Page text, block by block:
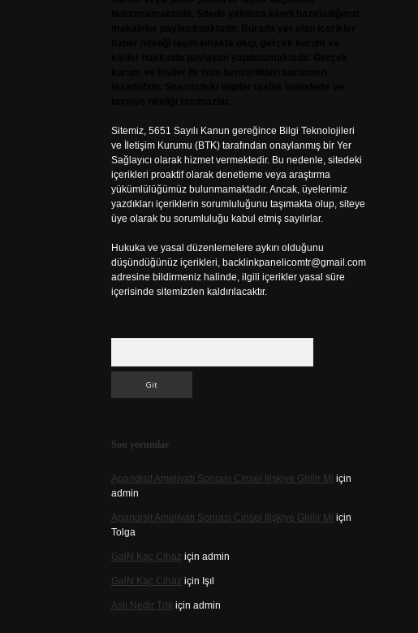
Sitemiz, 5651 Sayılı Kanun gereğince Bilgi Teknolojileri
ve İletişim Kurumu (BTK) tarafından onaylanmış bir Yer
Sağlayıcı olarak hizmet vermektedir. Bu nedenle, sitedeki
içerikleri proaktif olarak denetleme veya araştırma
yükümlülüğümüz bulunmamaktadır. Ancak, üyelerimiz
yazdıkları içeriklerin sorumluluğunu taşımakta olup, siteye
üye olarak bu sorumluluğu kabul etmiş sayılırlar.
Hukuka ve yasal düzenlemelere aykırı olduğunu
düşündüğünüz içerikleri, backlinkpanelicomtr@gmail.com
adresine bildirmeniz halinde, ilgili içerikler yasal süre
içerisinde sitemizden kaldırılacaktır.
Son yorumlar
Apandisit Ameliyatı Sonrası Cinsel Ilişkiye Girilir Mi için
admin
Apandisit Ameliyatı Sonrası Cinsel Ilişkiye Girilir Mi için
Tolga
Gai̇N Kaç Cihaz için admin
Gai̇N Kaç Cihaz için Işıl
Aslı Nedir Tdk için admin